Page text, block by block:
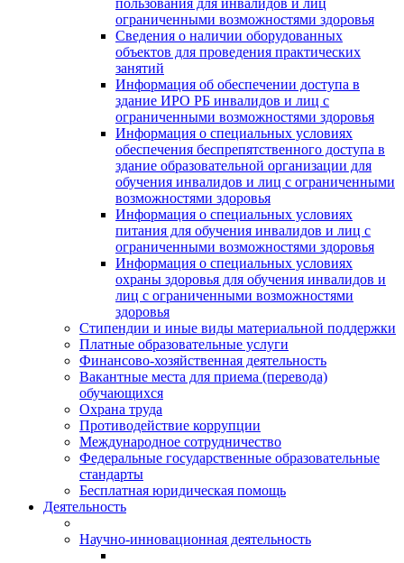
пользования для инвалидов и лиц
ограниченными возможностями здоровья
Сведения о наличии оборудованных
объектов для проведения практических
занятий
Информация об обеспечении доступа в
здание ИРО РБ инвалидов и лиц с
ограниченными возможностями здоровья
Информация о специальных условиях
обеспечения беспрепятственного доступа в
здание образовательной организации для
обучения инвалидов и лиц с ограниченными
возможностями здоровья
Информация о специальных условиях
питания для обучения инвалидов и лиц с
ограниченными возможностями здоровья
Информация о специальных условиях
охраны здоровья для обучения инвалидов и
лиц с ограниченными возможностями
здоровья
Стипендии и иные виды материальной поддержки
Платные образовательные услуги
Финансово-хозяйственная деятельность
Вакантные места для приема (перевода)
обучающихся
Охрана труда
Противодействие коррупции
Международное сотрудничество
Федеральные государственные образовательные
стандарты
Бесплатная юридическая помощь
Деятельность
Научно-инновационная деятельность